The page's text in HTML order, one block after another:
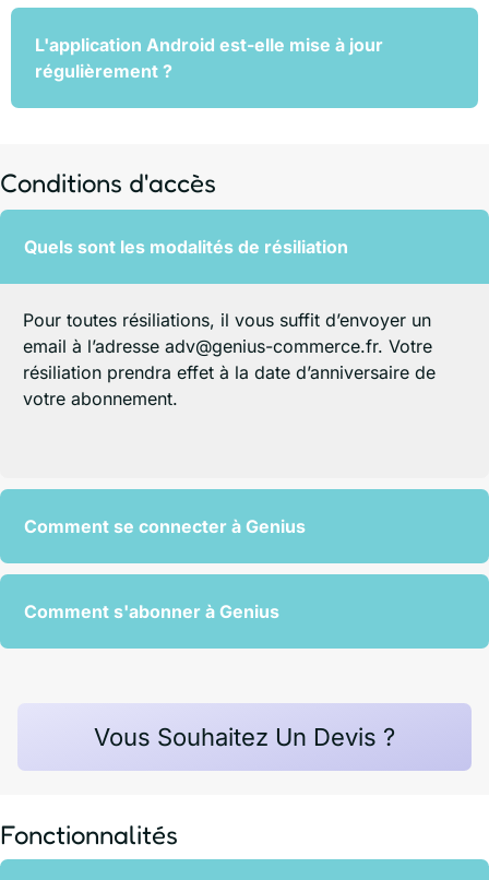
L'application Android est-elle mise à jour
régulièrement ?
Conditions d'accès
Quels sont les modalités de résiliation
Pour toutes résiliations, il vous suffit d’envoyer un
email à l’adresse adv@genius-commerce.fr. Votre
résiliation prendra effet à la date d’anniversaire de
votre abonnement.
Comment se connecter à Genius
Comment s'abonner à Genius
Vous Souhaitez Un Devis ?
Fonctionnalités